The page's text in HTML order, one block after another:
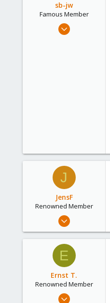
sb-jw
Famous Member
Jan 23, 2018
J
JensF
Renowned Member
Feb 14, 2020
142
E
Ernst T.
Renowned Member
Feb 4, 2019